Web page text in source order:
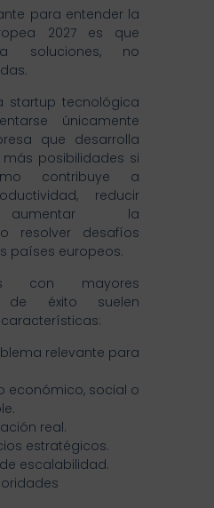
para entender la
2027 es que
soluciones, no
startup tecnológica
únicamente
que desarrolla
más posibilidades si
contribuye a
reducir
aumentar la
resolver desafíos
países europeos.
con mayores
de éxito suelen
relevante para
económico, social o
real.
estratégicos.
escalabilidad.